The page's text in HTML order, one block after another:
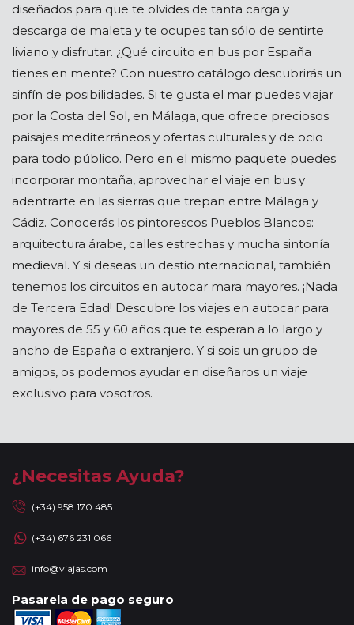
diseñados para que te olvides de tanta carga y
descarga de maleta y te ocupes tan sólo de sentirte
liviano y disfrutar. ¿Qué circuito en bus por España
tienes en mente? Con nuestro catálogo descubrirás un
sinfín de posibilidades. Si te gusta el mar puedes viajar
por la Costa del Sol, en Málaga, que ofrece preciosos
paisajes mediterráneos y ofertas culturales y de ocio
para todo público. Pero en el mismo paquete puedes
incorporar montaña, aprovechar el viaje en bus y
adentrarte en las sierras que trepan entre Málaga y
Cádiz. Conocerás los pintorescos Pueblos Blancos:
arquitectura árabe, calles estrechas y mucha sintonía
medieval. Y si deseas un destio nternacional, también
tenemos los circuitos en autocar mara mayores. ¡Nada
de Tercera Edad! Descubre los viajes en autocar para
mayores de 55 y 60 años que te esperan a lo largo y
ancho de España o extranjero. Y si sois un grupo de
amigos, os podemos ayudar en diseñaros un viaje
exclusivo para vosotros.
¿Necesitas Ayuda?
(+34) 958 170 485
(+34) 676 231 066
info@viajas.com
Pasarela de pago seguro